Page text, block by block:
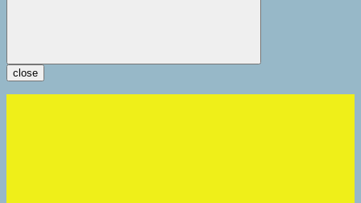
close